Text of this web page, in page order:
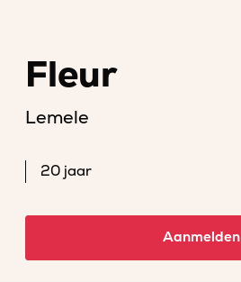
Fleur
Lemele
20 jaar
Aanmelden